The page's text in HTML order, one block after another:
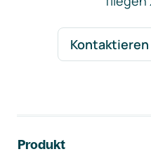
Kontaktieren
Produkt